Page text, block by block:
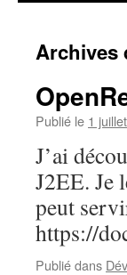
Archives
Publié le 1
J’ai
J2EE. Je
peut
https://
Publié dans